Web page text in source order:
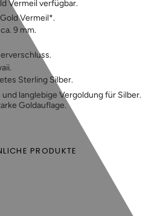
Vermeil verfügbar.
Vermeil*.
9 mm.
Sterling Silber.
langlebige Vergoldung für Silber.
Goldauflage.
PRODUKTE